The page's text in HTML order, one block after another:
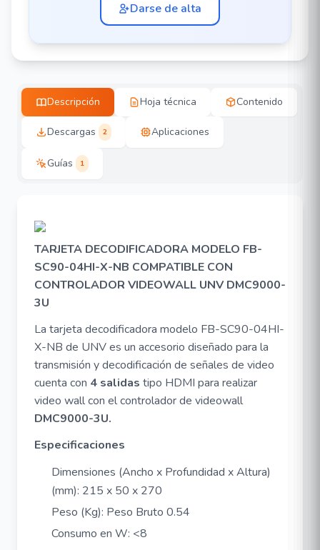
Darse de alta
Descripción Hoja técnica Contenido
Descargas 2 Aplicaciones
Guías 1
TARJETA DECODIFICADORA MODELO FB-
SC90-04HI-X-NB COMPATIBLE CON
CONTROLADOR VIDEOWALL UNV DMC9000-
3U
La tarjeta decodificadora modelo FB-SC90-04HI-
X-NB de UNV es un accesorio diseñado para la
transmisión y decodificación de señales de video
cuenta con 4 salidas tipo HDMI para realizar
video wall con el controlador de videowall
DMC9000-3U.
Especificaciones
Dimensiones (Ancho x Profundidad x Altura)
(mm): 215 x 50 x 270
Peso (Kg): Peso Bruto 0.54
Consumo en W: <8